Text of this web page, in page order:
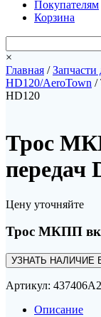
Покупателям
Корзина
×
Главная /
HD120/AeroTown /
HD120
Трос
передач
Цену уточняйте
Трос МКПП
УЗНАТЬ НАЛИЧИЕ
Артикул:
Описание